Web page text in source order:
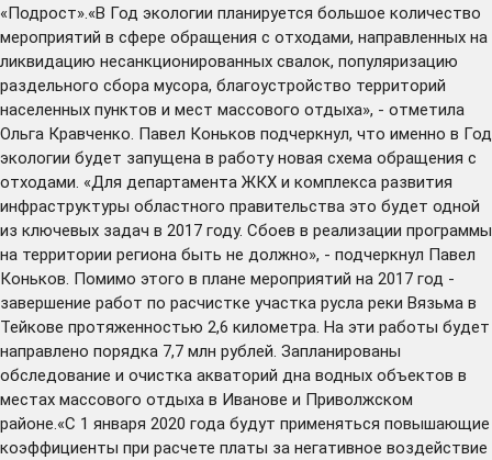
«Подрост».«В Год экологии планируется большое количество
мероприятий в сфере обращения с отходами, направленных на
ликвидацию несанкционированных свалок, популяризацию
раздельного сбора мусора, благоустройство территорий
населенных пунктов и мест массового отдыха», - отметила
Ольга Кравченко. Павел Коньков подчеркнул, что именно в Год
экологии будет запущена в работу новая схема обращения с
отходами. «Для департамента ЖКХ и комплекса развития
инфраструктуры областного правительства это будет одной
из ключевых задач в 2017 году. Сбоев в реализации программы
на территории региона быть не должно», - подчеркнул Павел
Коньков. Помимо этого в плане мероприятий на 2017 год -
завершение работ по расчистке участка русла реки Вязьма в
Тейкове протяженностью 2,6 километра. На эти работы будет
направлено порядка 7,7 млн рублей. Запланированы
обследование и очистка акваторий дна водных объектов в
местах массового отдыха в Иванове и Приволжском
районе.«С 1 января 2020 года будут применяться повышающие
коэффициенты при расчете платы за негативное воздействие